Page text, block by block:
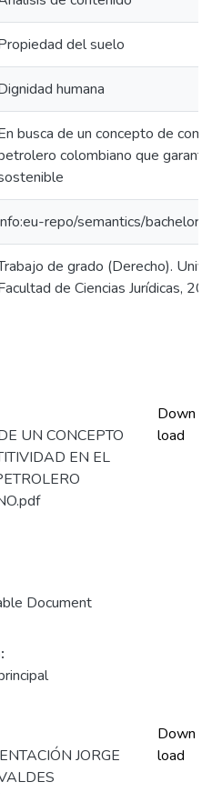
del suelo
humana
busca de un concepto de
colombiano que
repo/semantics/
de grado (Derecho).
de Ciencias Jurídicas,
UN CONCEPTO
EN EL
Document
Down
load
JORGE
Down
load